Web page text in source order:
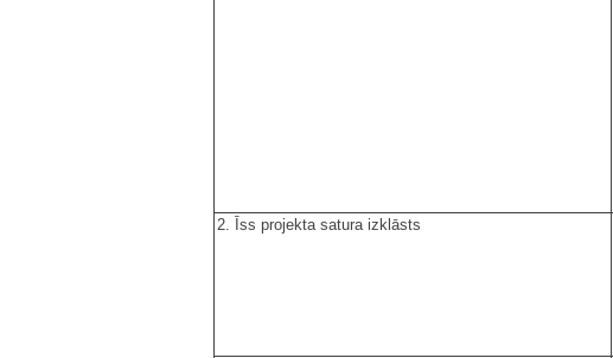
2. Īss projekta satura izklāsts